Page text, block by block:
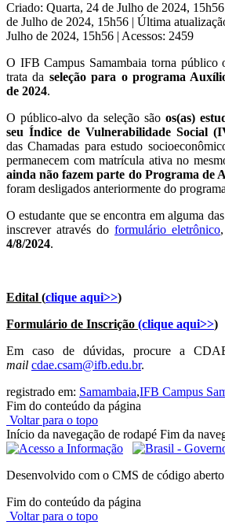
Criado: Quarta, 24 de Julho de 2024, 15h56
de Julho de 2024, 15h56 | Última
Julho de 2024, 15h56 | Acessos: 2459
O IFB Campus Samambaia torna público
trata da seleção para o programa
de 2024.
O público-alvo da seleção são os(as)
seu Índice de Vulnerabilidade Social
das Chamadas para estudo
permanecem com matrícula ativa no
ainda não fazem parte do Programa de
foram desligados anteriormente do
O estudante que se encontra em alguma
inscrever através do formulário eletrônico
4/8/2024.
Edital (clique aqui>>)
Formulário de Inscrição (clique aqui>>)
Em caso de dúvidas, procure a
mail cdae.csam@ifb.edu.br.
registrado em: Samambaia,IFB Campus
Fim do conteúdo da página
Voltar para o topo
Início da navegação de rodapé Fim da
Desenvolvido com o CMS de código aberto
Fim do conteúdo da página
Voltar para o topo